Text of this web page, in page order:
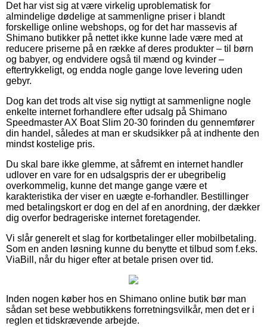
Det har vist sig at være virkelig uproblematisk for
almindelige dødelige at sammenligne priser i blandt
forskellige online webshops, og for det har massevis af
Shimano butikker på nettet ikke kunne lade være med at
reducere priserne på en række af deres produkter – til børn
og babyer, og endvidere også til mænd og kvinder –
eftertrykkeligt, og endda nogle gange love levering uden
gebyr.
Dog kan det trods alt vise sig nyttigt at sammenligne nogle
enkelte internet forhandlere efter udsalg på Shimano
Speedmaster AX Boat Slim 20-30 forinden du gennemfører
din handel, således at man er skudsikker på at indhente den
mindst kostelige pris.
Du skal bare ikke glemme, at såfremt en internet handler
udlover en vare for en udsalgspris der er ubegribelig
overkommelig, kunne det mange gange være et
karakteristika der viser en uægte e-forhandler. Bestillinger
med betalingskort er dog en del af en anordning, der dækker
dig overfor bedrageriske internet foretagender.
Vi slår generelt et slag for kortbetalinger eller mobilbetaling.
Som en anden løsning kunne du benytte et tilbud som f.eks.
ViaBill, når du higer efter at betale prisen over tid.
Inden nogen køber hos en Shimano online butik bør man
sådan set bese webbutikkens forretningsvilkår, men det er i
reglen et tidskrævende arbejde.